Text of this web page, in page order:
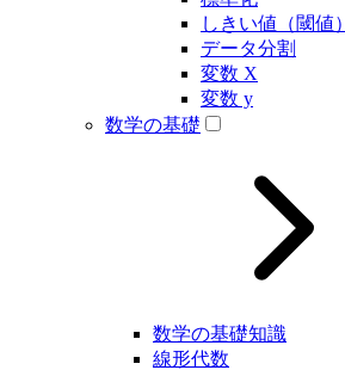
しきい値（閾値）
データ分割
変数 X
変数 y
数学の基礎
数学の基礎知識
線形代数